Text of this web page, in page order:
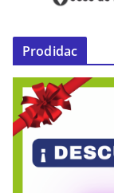
Prodidac